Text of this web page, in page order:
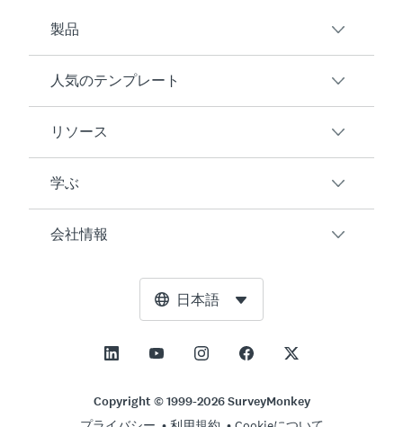
製品
概要
アンケート
AIアンケート生成ツール
オンラインフォーム
マーケットリサーチ
アプリケーション管理
人気のテンプレート
顧客満足度
従業員エンゲージメント
イベントフィードバック
製品テスト
Net Promoter Score（NPS）
すべてのテンプレート
リソース
ユーザーの声
ブログ
サポート
お問い合わせ
学ぶ
アンケート作成方法
NPS計算ツール
許容誤差計算ツール
標本サイズ計算ツール
リッカート尺度
会社情報
リーダーシップチーム
展望と使命
社会的影響とインクルージョン
日本語
Copyright © 1999-2026 SurveyMonkey